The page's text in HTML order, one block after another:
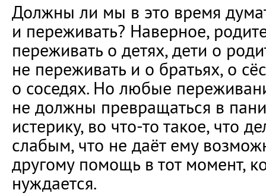
Должны ли мы в это время
и переживать? Наверное,
переживать о детях, дети о
не переживать и о братьях, о
о соседях. Но любые
не должны превращаться в
истерику, во что-то такое, что
слабым, что не даёт ему
другому помощь в тот момент,
нуждается.